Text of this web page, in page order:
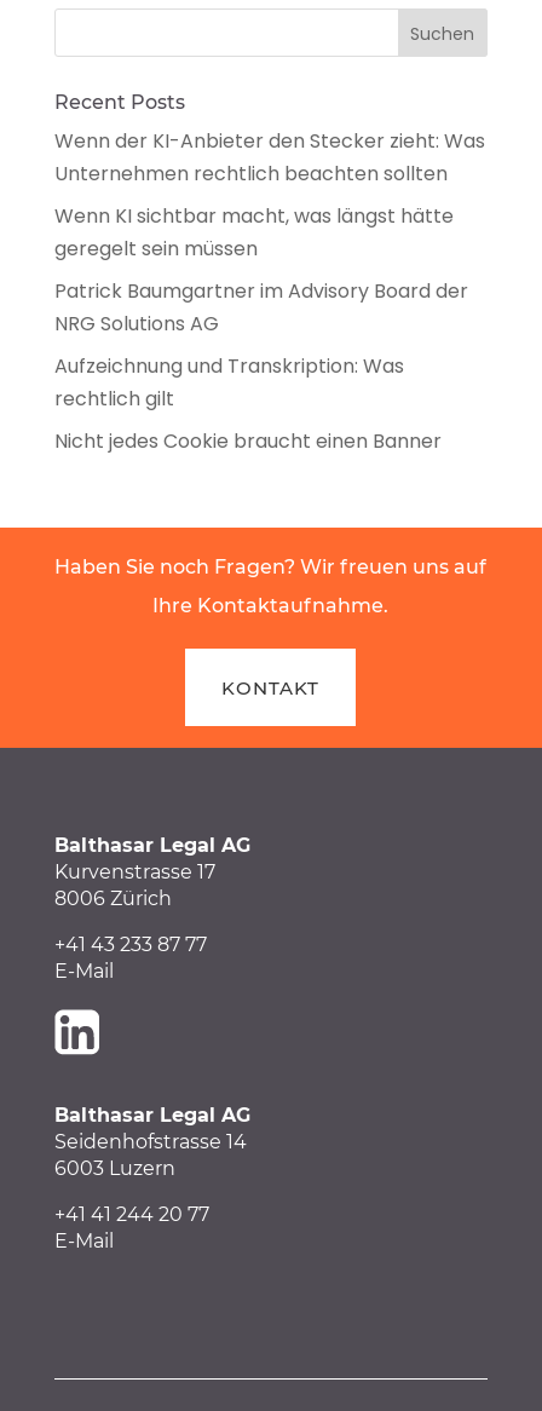
Recent Posts
Wenn der KI-Anbieter den Stecker zieht: Was
Unternehmen rechtlich beachten sollten
Wenn KI sichtbar macht, was längst hätte
geregelt sein müssen
Patrick Baumgartner im Advisory Board der
NRG Solutions AG
Aufzeichnung und Transkription: Was
rechtlich gilt
Nicht jedes Cookie braucht einen Banner
Haben Sie noch Fragen? Wir freuen uns auf
Ihre Kontaktaufnahme.
KONTAKT
Balthasar Legal AG
Kurvenstrasse 17
8006 Zürich
+41 43 233 87 77
E-Mail
Balthasar Legal AG
Seidenhofstrasse 14
6003 Luzern
+41 41 244 20 77
E-Mail